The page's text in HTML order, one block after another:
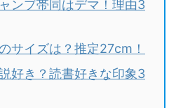
ンプ帯同はデマ！理由3
サイズは？推定27cm！
好き？読書好きな印象3